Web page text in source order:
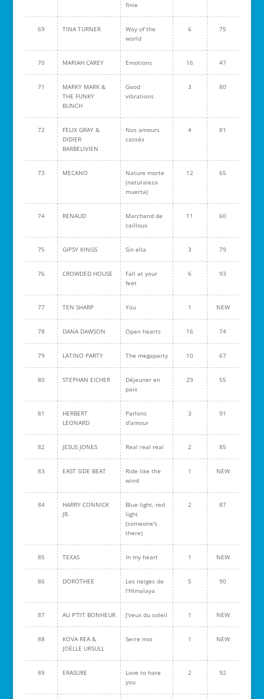
finie
69 TINA TURNER
Way of the
world
6 75
70 MARIAH CAREY Emotions 16 47
71
MARKY MARK &
THE FUNKY
BUNCH
Good
vibrations
3 80
72
FELIX GRAY &
DIDIER
BARBELIVIEN
Nos amours
cassés
4 81
73 MECANO
Nature morte
(naturaleza
muerta)
12 65
74 RENAUD
Marchand de
cailloux
11 60
75 GIPSY KINGS Sin ella 3 79
76 CROWDED HOUSE
Fall at your
feet
6 93
77 TEN SHARP You 1 NEW
78 DANA DAWSON Open hearts 16 74
79 LATINO PARTY The megaparty 10 67
80 STEPHAN EICHER
Déjeuner en
paix
29 55
81
HERBERT
LEONARD
Parlons
d'amour
3 91
82 JESUS JONES Real real real 2 85
83 EAST SIDE BEAT
Ride like the
wind
1 NEW
84
HARRY CONNICK
JR.
Blue light, red
light
(someone's
there)
2 87
85 TEXAS In my heart 1 NEW
86 DOROTHEE
Les neiges de
l'Himalaya
5 90
87 AU P'TIT BONHEUR J'veux du soleil 1 NEW
88
KOVA REA &
JOËLLE URSULL
Serre moi 1 NEW
89 ERASURE
Love to hate
you
2 92